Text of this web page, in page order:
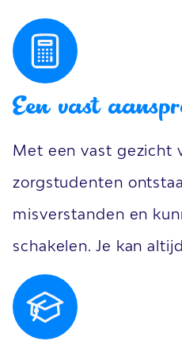
Een vast
Met een vast gezicht
zorgstudenten
misverstanden en
schakelen. Je kan